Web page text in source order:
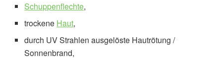
Schuppenflechte,
trockene Haut,
durch UV Strahlen ausgelöste Hautrötung /
Sonnenbrand,